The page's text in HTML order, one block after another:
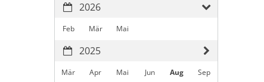
2026
Feb Mär Mai
2025
Mär Apr Mai Jun Aug Sep